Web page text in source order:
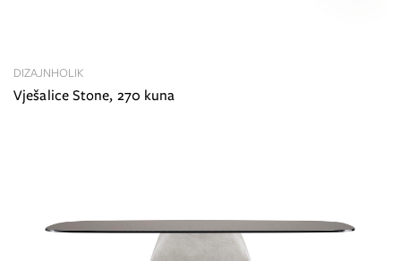
DIZAJNHOLIK
Vješalice Stone, 270 kuna